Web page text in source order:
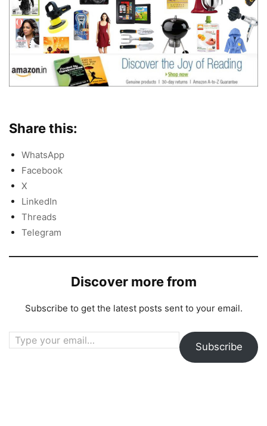
Share this:
WhatsApp
Facebook
X
LinkedIn
Threads
Telegram
Discover more from
Subscribe to get the latest posts sent to your email.
Type your email…
Subscribe